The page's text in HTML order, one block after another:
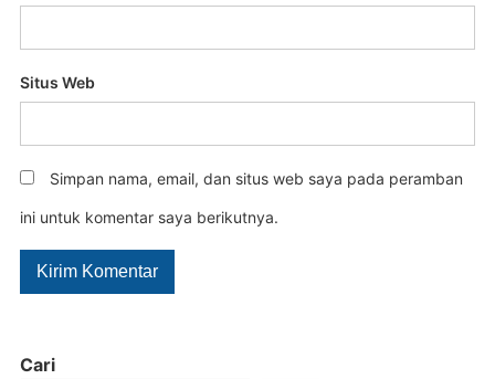
Cari
Situs Web
Simpan nama, email, dan situs web saya pada peramban
ini untuk komentar saya berikutnya.